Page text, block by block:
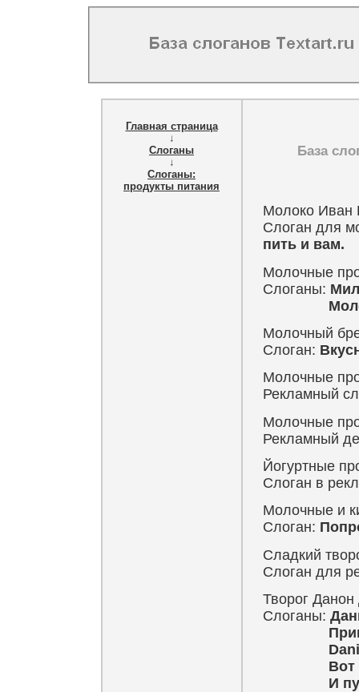
Главная страница
↓
Слоганы
↓
Слоганы:
продукты питания
База
Молоко Иван
Слоган для
пить и вам.
Молочные
Слоганы:
Молоко
Молочный
Слоган:
Молочные
Рекламный
Молочные
Рекламный
Йогуртные
Слоган в
Молочные и
Слоган:
Сладкий
Слоган для
Творог
Слоганы:
Пришло
Вот
И пусть